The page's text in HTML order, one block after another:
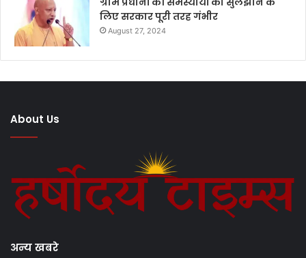
लिए सरकार पूरी तरह गंभीर
August 27, 2024
About Us
अन्य खबरे